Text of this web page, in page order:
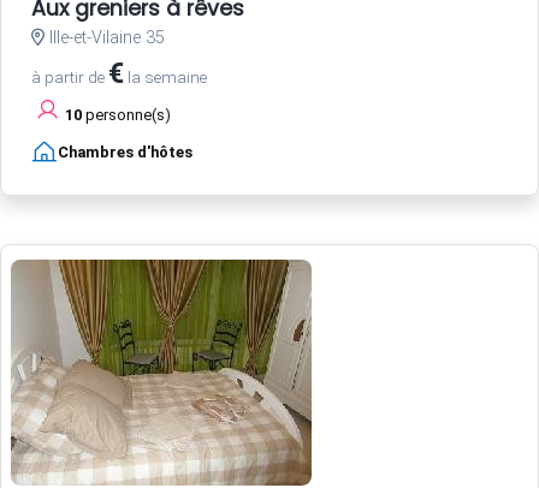
Aux greniers à rêves
Ille-et-Vilaine 35
à partir de € la semaine
10 personne(s)
Chambres d'hôtes